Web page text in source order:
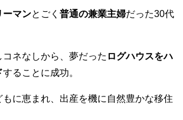
ーマンとごく 普通の兼業主婦だった30代
ネなしから、夢だった ログハウスをハ
することに成功。
に恵まれ、出産を機に自然豊かな移住